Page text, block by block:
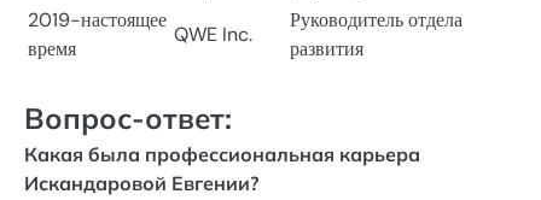
2019-настоящее
время
QWE Inc.
Руководитель отдела
развития
Вопрос-ответ:
Какая была профессиональная карьера
Искандаровой Евгении?